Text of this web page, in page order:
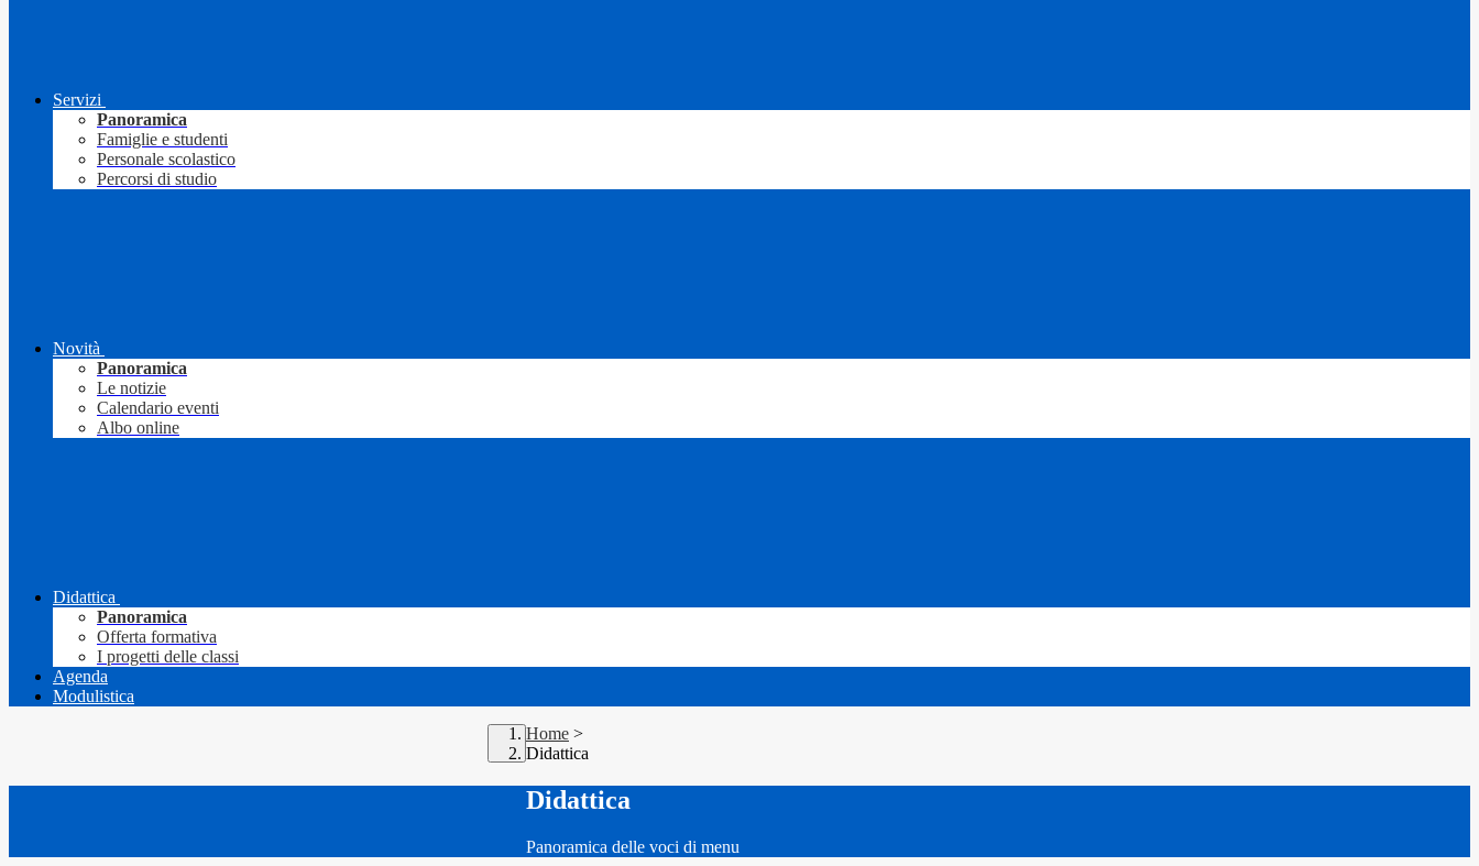
Servizi
Panoramica
Famiglie e studenti
Personale scolastico
Percorsi di studio
Novità
Panoramica
Le notizie
Calendario eventi
Albo online
Didattica
Panoramica
Offerta formativa
I progetti delle classi
Agenda
Modulistica
Home >
Didattica
Didattica
Panoramica delle voci di menu